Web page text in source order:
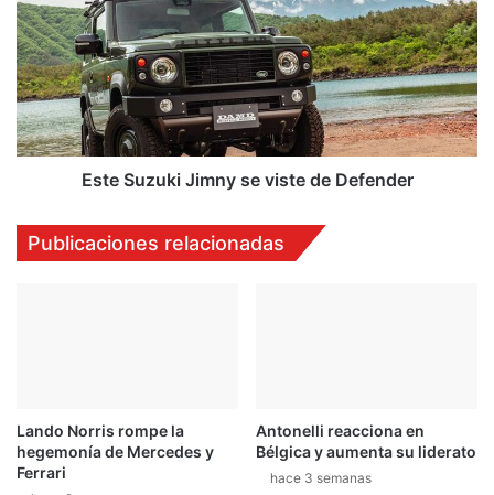
Jimny
se
viste
de
Defender
Este Suzuki Jimny se viste de Defender
Publicaciones relacionadas
Lando Norris rompe la
hegemonía de Mercedes y
Ferrari
Antonelli reacciona en
Bélgica y aumenta su liderato
hace 3 semanas